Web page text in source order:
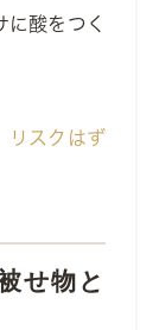
酸をつく
リスクはず
せ物と